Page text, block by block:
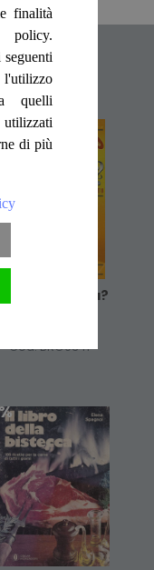
%
Si Mangia?
Cod. BRO0341
finalità
policy.
quelli
di più